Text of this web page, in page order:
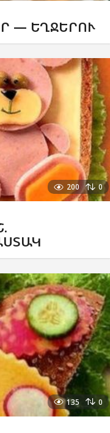
— ԵՂՋԵՐՈՒ
200 0
135 0